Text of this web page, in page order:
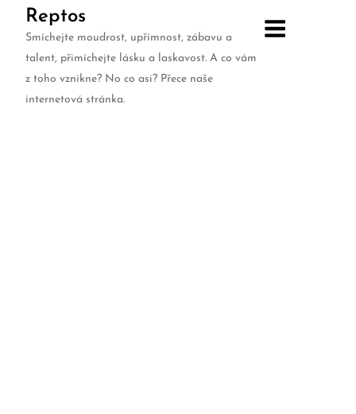
Reptos
Smíchejte moudrost, upřímnost, zábavu a
talent, přimíchejte lásku a laskavost. A co vám
z toho vznikne? No co asi? Přece naše
internetová stránka.